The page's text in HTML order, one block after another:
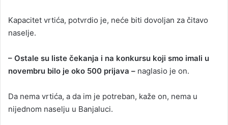
Kapacitet vrtića, potvrdio je, neće biti dovoljan za čitavo
naselje.
– Ostale su liste čekanja i na konkursu koji smo imali u
novembru bilo je oko 500 prijava – naglasio je on.
Da nema vrtića, a da im je potreban, kaže on, nema u
nijednom naselju u Banjaluci.